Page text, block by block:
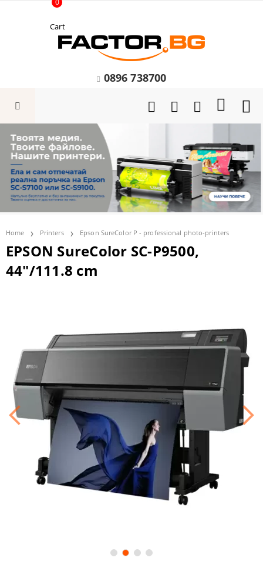
Cart
0
0896 738700
Home Printers Epson SureColor P - professional photo-printers
EPSON SureColor SC-P9500,
44"/111.8 cm